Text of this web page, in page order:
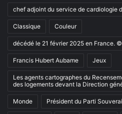
chef adjoint du service de cardiologie
Classique Couleur
décédé le 21 février 2025 en France.
Francis Hubert Aubame Jeux
Les agents cartographes du
des logements devant la Direction
Monde Président du Parti